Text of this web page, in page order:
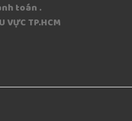
toán .
VỰC TP.HCM